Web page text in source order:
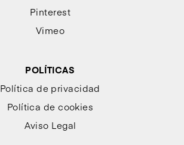
Pinterest
Vimeo
POLÍTICAS
Política de privacidad
Política de cookies
Aviso Legal